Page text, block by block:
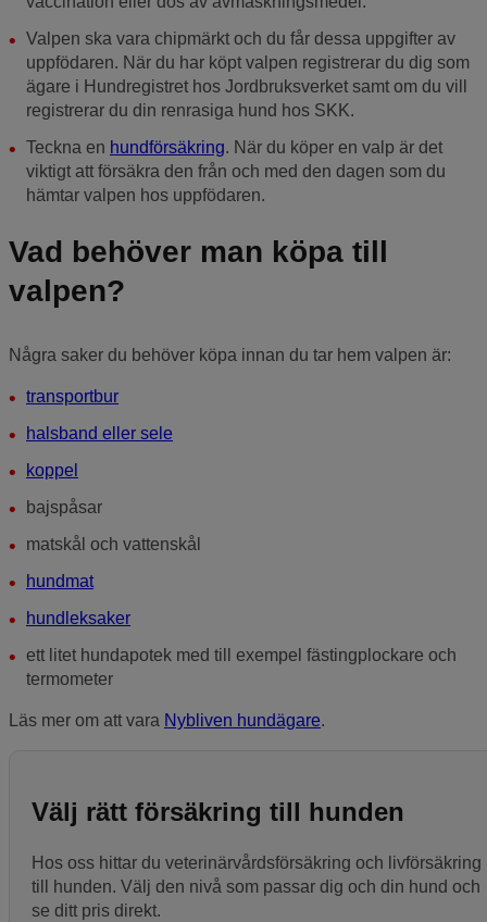
Valpen ska vara chipmärkt och du får dessa uppgifter av
uppfödaren. När du har köpt valpen registrerar du dig som
ägare i Hundregistret hos Jordbruksverket samt om du vill
registrerar du din renrasiga hund hos SKK.
Teckna en hundförsäkring. När du köper en valp är det
viktigt att försäkra den från och med den dagen som du
hämtar valpen hos uppfödaren.
Vad behöver man köpa till
valpen?
Några saker du behöver köpa innan du tar hem valpen är:
transportbur
halsband eller sele
koppel
bajspåsar
matskål och vattenskål
hundmat
hundleksaker
ett litet hundapotek med till exempel fästingplockare och
termometer
Läs mer om att vara Nybliven hundägare.
Välj rätt försäkring till hunden
Hos oss hittar du veterinärvårdsförsäkring och livförsäkring
till hunden. Välj den nivå som passar dig och din hund och
se ditt pris direkt.